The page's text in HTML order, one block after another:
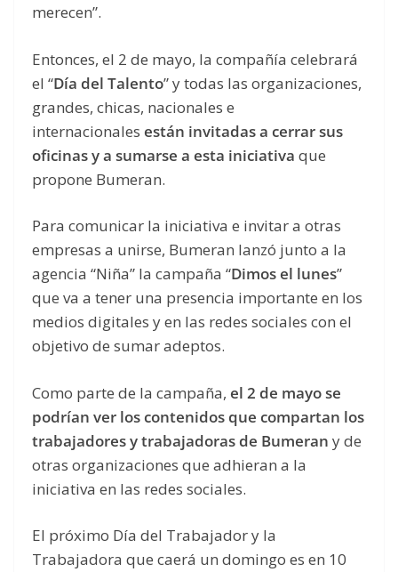
merecen”.
Entonces, el 2 de mayo, la compañía celebrará
el “Día del Talento” y todas las organizaciones,
grandes, chicas, nacionales e
internacionales están invitadas a cerrar sus
oficinas y a sumarse a esta iniciativa que
propone Bumeran.
Para comunicar la iniciativa e invitar a otras
empresas a unirse, Bumeran lanzó junto a la
agencia “Niña” la campaña “Dimos el lunes”
que va a tener una presencia importante en los
medios digitales y en las redes sociales con el
objetivo de sumar adeptos.
Como parte de la campaña, el 2 de mayo se
podrían ver los contenidos que compartan los
trabajadores y trabajadoras de Bumeran y de
otras organizaciones que adhieran a la
iniciativa en las redes sociales.
El próximo Día del Trabajador y la
Trabajadora que caerá un domingo es en 10